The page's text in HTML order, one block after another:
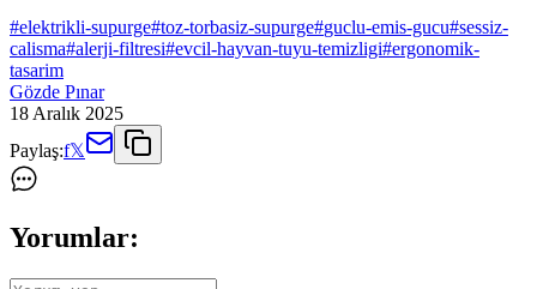
#elektrikli-supurge#toz-torbasiz-supurge#guclu-emis-gucu#sessiz-
calisma#alerji-filtresi#evcil-hayvan-tuyu-temizligi#ergonomik-
tasarim
Gözde Pınar
18 Aralık 2025
Paylaş:f𝕏
Yorumlar: